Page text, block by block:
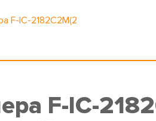
F-IC-2182C2M(2
F-IC-